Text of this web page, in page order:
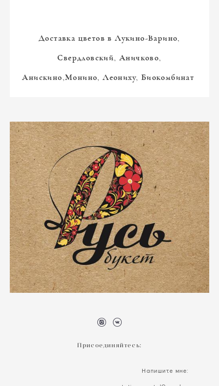
Доставка цветов в Лукино-Варино,
Свердловский, Аничково,
Анискино,Монино, Леониху, Биокомбинат
Присоединяйтесь:
Напишите мне: